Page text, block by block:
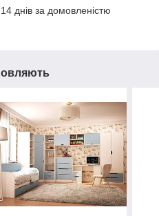
днів за домовленістю